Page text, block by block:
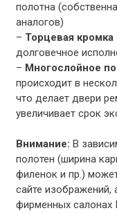
полотна
аналогов)
– Торцевая
долговечное
– Многослойное
происходит в
что делает двери
увеличивает срок
Внимание: В
полотен (ширина
филенок и пр.)
сайте изображений,
фирменных салонах